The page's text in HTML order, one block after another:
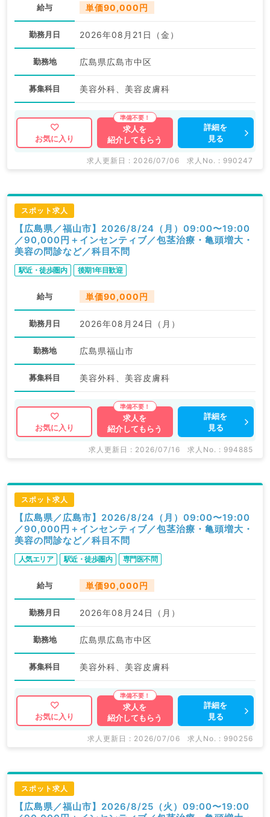
給与 単価90,000円
勤務月日 2026年08月21日（金）
勤務地 広島県広島市中区
募集科目 美容外科、美容皮膚科
お気に入り
求人を
紹介してもらう
詳細を
見る
求人更新日 : 2026/07/06 求人No. : 990247
スポット求人
【広島県／福山市】2026/8/24（月）09:00〜19:00
／90,000円＋インセンティブ／包茎治療・亀頭増大・
美容の問診など／科目不問
駅近・徒歩圏内 後期1年目歓迎
給与 単価90,000円
勤務月日 2026年08月24日（月）
勤務地 広島県福山市
募集科目 美容外科、美容皮膚科
お気に入り
求人を
紹介してもらう
詳細を
見る
求人更新日 : 2026/07/16 求人No. : 994885
スポット求人
【広島県／広島市】2026/8/24（月）09:00〜19:00
／90,000円＋インセンティブ／包茎治療・亀頭増大・
美容の問診など／科目不問
人気エリア 駅近・徒歩圏内 専門医不問
給与 単価90,000円
勤務月日 2026年08月24日（月）
勤務地 広島県広島市中区
募集科目 美容外科、美容皮膚科
お気に入り
求人を
紹介してもらう
詳細を
見る
求人更新日 : 2026/07/06 求人No. : 990256
スポット求人
【広島県／福山市】2026/8/25（火）09:00〜19:00